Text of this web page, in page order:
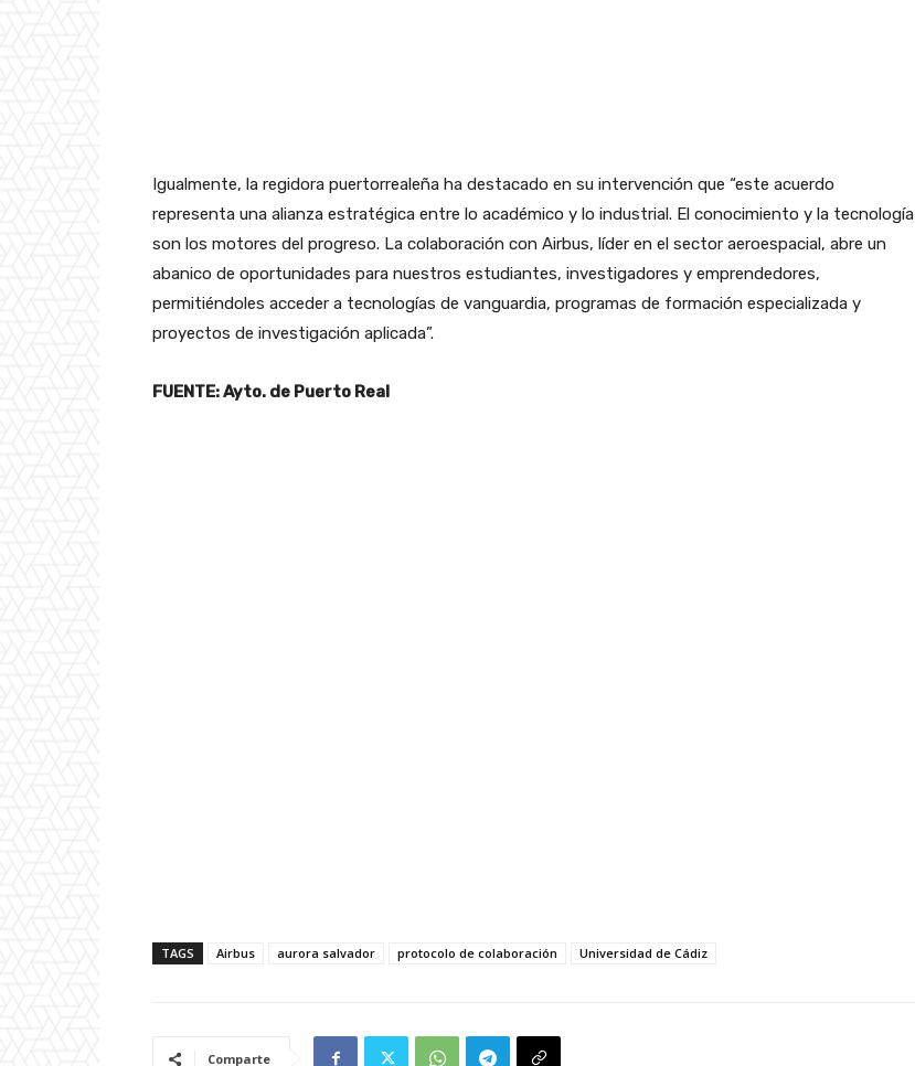
Igualmente, la regidora puertorrealeña ha destacado en su intervención que “este acuerdo
representa una alianza estratégica entre lo académico y lo industrial. El conocimiento y la tecnología
son los motores del progreso. La colaboración con Airbus, líder en el sector aeroespacial, abre un
abanico de oportunidades para nuestros estudiantes, investigadores y emprendedores,
permitiéndoles acceder a tecnologías de vanguardia, programas de formación especializada y
proyectos de investigación aplicada”.
FUENTE: Ayto. de Puerto Real
TAGS Airbus aurora salvador protocolo de colaboración Universidad de Cádiz
Comparte